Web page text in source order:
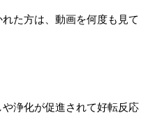
た方は、動画を何度も見て
浄化が促進されて好転反応